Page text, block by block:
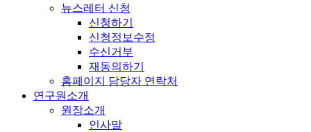
뉴스레터 신청
신청하기
신청정보수정
수신거부
재동의하기
홈페이지 담당자 연락처
연구원소개
원장소개
인사말